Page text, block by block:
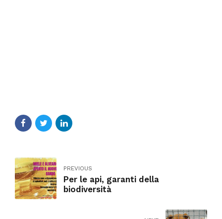
PREVIOUS
Per le api, garanti della
biodiversità